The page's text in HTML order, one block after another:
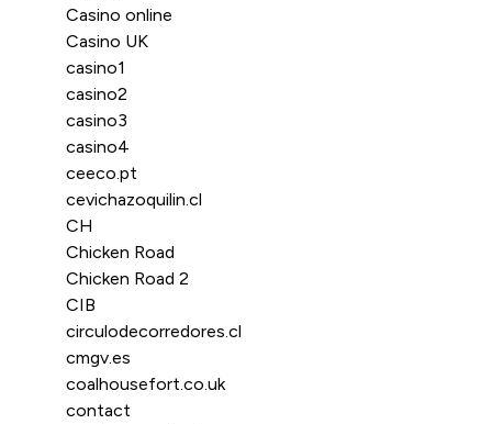
Casino online
Casino UK
casino1
casino2
casino3
casino4
ceeco.pt
cevichazoquilin.cl
CH
Chicken Road
Chicken Road 2
CIB
circulodecorredores.cl
cmgv.es
coalhousefort.co.uk
contact